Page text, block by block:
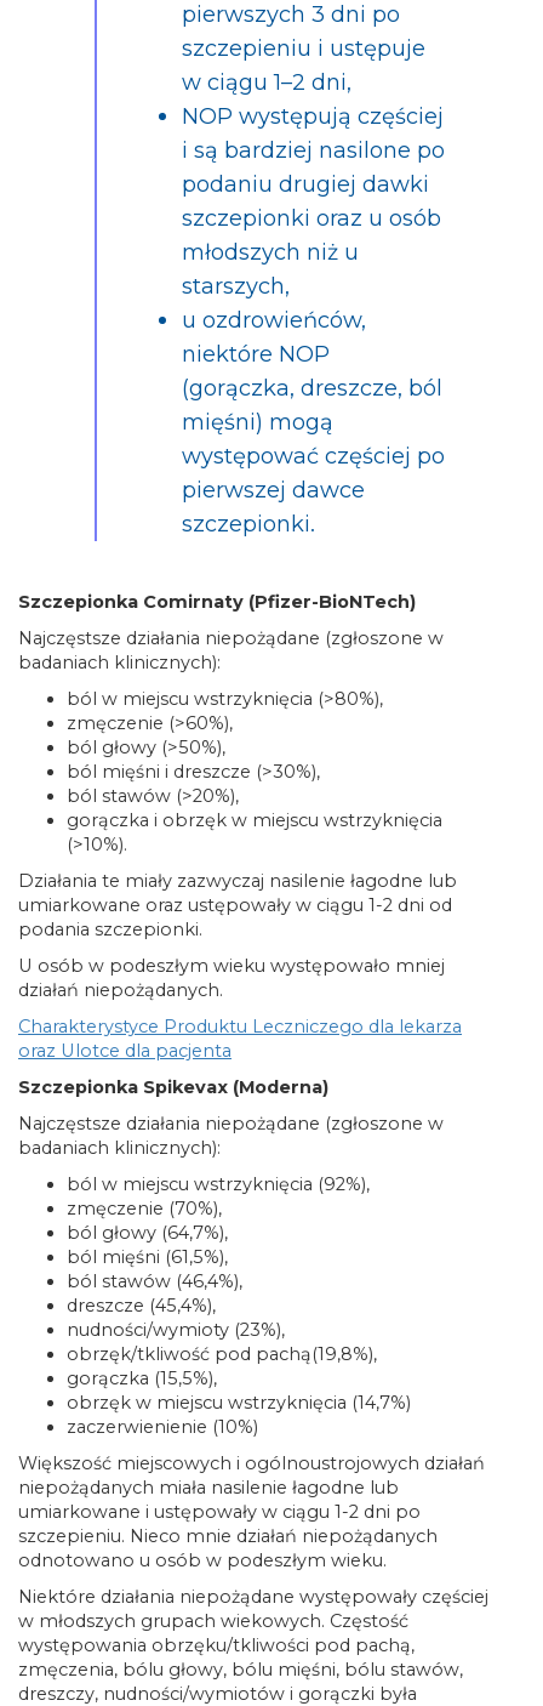
pierwszych 3 dni po
szczepieniu i ustępuje
w ciągu 1–2 dni,
NOP występują częściej
i są bardziej nasilone po
podaniu drugiej dawki
szczepionki oraz u osób
młodszych niż u
starszych,
u ozdrowieńców,
niektóre NOP
(gorączka, dreszcze, ból
mięśni) mogą
występować częściej po
pierwszej dawce
szczepionki.
Szczepionka Comirnaty (Pfizer-BioNTech)
Najczęstsze działania niepożądane (zgłoszone w
badaniach klinicznych):
ból w miejscu wstrzyknięcia (>80%),
zmęczenie (>60%),
ból głowy (>50%),
ból mięśni i dreszcze (>30%),
ból stawów (>20%),
gorączka i obrzęk w miejscu wstrzyknięcia
(>10%).
Działania te miały zazwyczaj nasilenie łagodne lub
umiarkowane oraz ustępowały w ciągu 1-2 dni od
podania szczepionki.
U osób w podeszłym wieku występowało mniej
działań niepożądanych.
Charakterystyce Produktu Leczniczego dla lekarza
oraz Ulotce dla pacjenta
Szczepionka Spikevax (Moderna)
Najczęstsze działania niepożądane (zgłoszone w
badaniach klinicznych):
ból w miejscu wstrzyknięcia (92%),
zmęczenie (70%),
ból głowy (64,7%),
ból mięśni (61,5%),
ból stawów (46,4%),
dreszcze (45,4%),
nudności/wymioty (23%),
obrzęk/tkliwość pod pachą(19,8%),
gorączka (15,5%),
obrzęk w miejscu wstrzyknięcia (14,7%)
zaczerwienienie (10%)
Większość miejscowych i ogólnoustrojowych działań
niepożądanych miała nasilenie łagodne lub
umiarkowane i ustępowały w ciągu 1-2 dni po
szczepieniu. Nieco mnie działań niepożądanych
odnotowano u osób w podeszłym wieku.
Niektóre działania niepożądane występowały częściej
w młodszych grupach wiekowych. Częstość
występowania obrzęku/tkliwości pod pachą,
zmęczenia, bólu głowy, bólu mięśni, bólu stawów,
dreszczy, nudności/wymiotów i gorączki była